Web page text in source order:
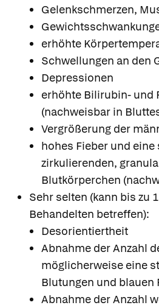
Gelenkschmerzen,
erhöhte
Schwellungen an den
Depressionen
erhöhte Bilirubin- und
(nachweisbar in
Vergrößerung der
hohes Fieber und
zirkulierenden,
Blutkörperchen
Sehr selten (kann bis zu
Behandelten betreffen):
Desorientiertheit
Abnahme der Anzahl
möglicherweise eine
Blutungen und blauen
Abnahme der Anzahl